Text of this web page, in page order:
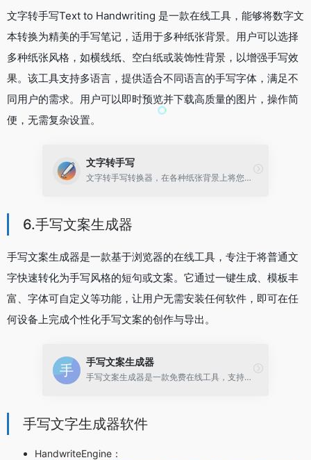
文字转手写Text to Handwriting 是一款在线工具，能够将数字文
本转换为精美的手写笔记，适用于多种纸张背景。用户可以选择
多种纸张风格，如横线纸、空白纸或装饰性背景，以增强手写效
果。该工具支持多语言，提供适合不同语言的手写字体，满足不
同用户的需求。用户可以即时预览并下载高质量的图片，操作简
便，无需复杂设置。
文字转手写
文字转手写转换器，在各种纸张背景上将您的文字转换为漂亮的手写笔记。
6.手写文案生成器
手写文案生成器是一款基于浏览器的在线工具，专注于将普通文
字快速转化为手写风格的短句或文案。它通过一键生成、模板丰
富、字体可自定义等功能，让用户无需安装任何软件，即可在任
何设备上完成个性化手写文案的创作与导出。
手写文案生成器
手写文案生成器是一款免费在线工具，支持多种中文手写字体，轻松生成高清手写文案图片，适合社交分享、作业打印、个性签名等多种场景。无需安装，支持自定义样式和批量导出。
手写文字生成器软件
HandwriteEngine：